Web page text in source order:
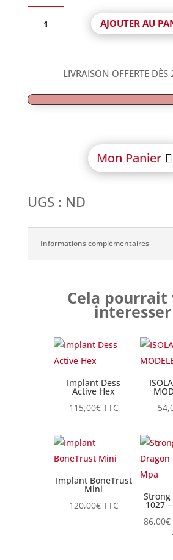
Sagemax
AJOUTER AU
LIVRAISON OFFERTE DÈS
Mon Panier
UGS : ND
Informations complémentaires
Cela pourrait
Implant Dess
Active Hex
115,00€ TTC
Implant BoneTrust
Mini
120,00€ TTC
Strong
1027
86,00€